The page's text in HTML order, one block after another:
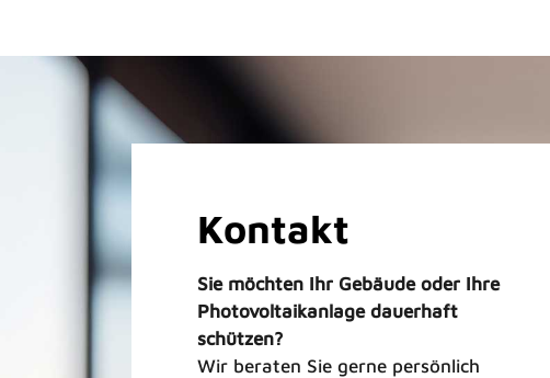
Kontakt
Sie möchten Ihr Gebäude oder Ihre
Photovoltaikanlage dauerhaft
schützen?
Wir beraten Sie gerne persönlich